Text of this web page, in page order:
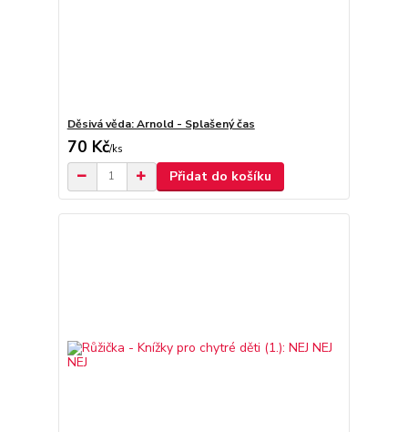
Děsivá věda: Arnold - Splašený čas
70 Kč/ks
Přidat do košíku